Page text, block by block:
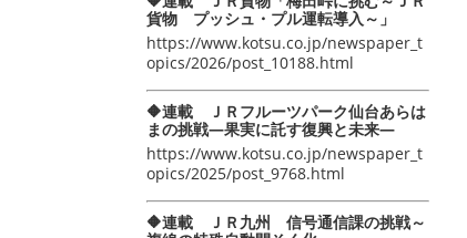
貨物 プッシュ・プル運転導入～」
https://www.kotsu.co.jp/newspaper_t
opics/2026/post_10188.html
🔶連載 ＪＲフルーツパーク仙台あらは
まの挑戦―果実に託す復興と未来―
https://www.kotsu.co.jp/newspaper_t
opics/2025/post_9768.html
🔶連載 ＪＲ九州 信号通信課の挑戦～